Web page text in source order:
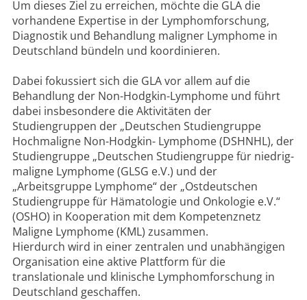
Um dieses Ziel zu erreichen, möchte die GLA die
vorhandene Expertise in der Lymphomforschung,
Diagnostik und Behandlung maligner Lymphome in
Deutschland bündeln und koordinieren.
Dabei fokussiert sich die GLA vor allem auf die
Behandlung der Non-Hodgkin-Lymphome und führt
dabei insbesondere die Aktivitäten der
Studiengruppen der „Deutschen Studiengruppe
Hochmaligne Non-Hodgkin- Lymphome (DSHNHL), der
Studiengruppe „Deutschen Studiengruppe für niedrig-
maligne Lymphome (GLSG e.V.) und der
„Arbeitsgruppe Lymphome“ der „Ostdeutschen
Studiengruppe für Hämatologie und Onkologie e.V.“
(OSHO) in Kooperation mit dem Kompetenznetz
Maligne Lymphome (KML) zusammen.
Hierdurch wird in einer zentralen und unabhängigen
Organisation eine aktive Plattform für die
translationale und klinische Lymphomforschung in
Deutschland geschaffen.